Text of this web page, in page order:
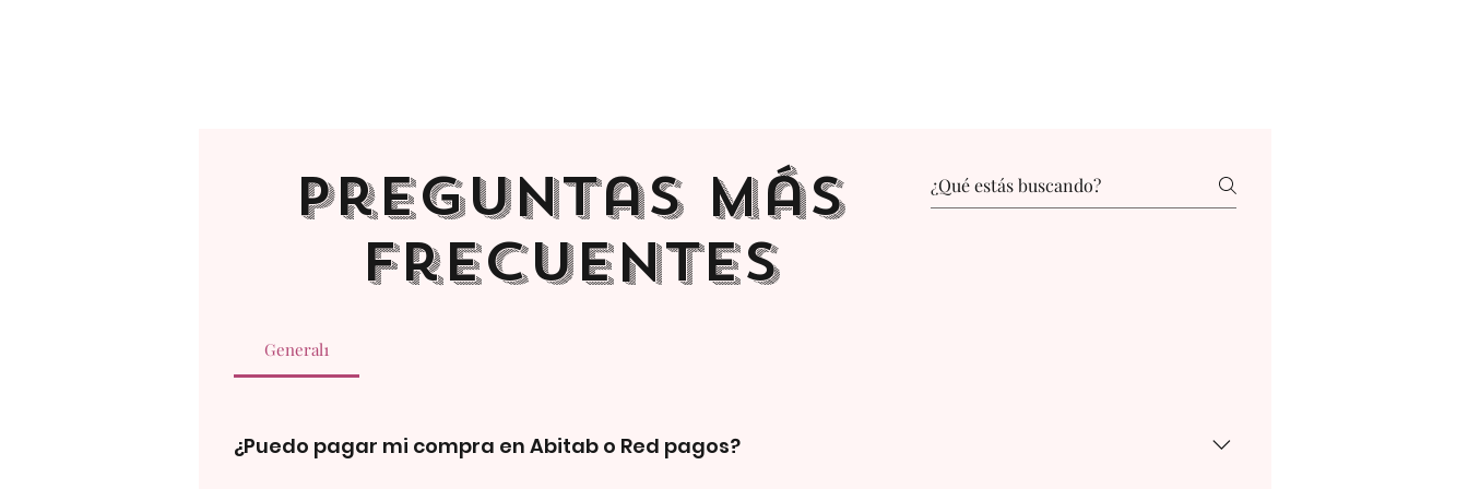
Preguntas más
frecuentes
General1
¿Puedo pagar mi compra en Abitab o Red pagos?